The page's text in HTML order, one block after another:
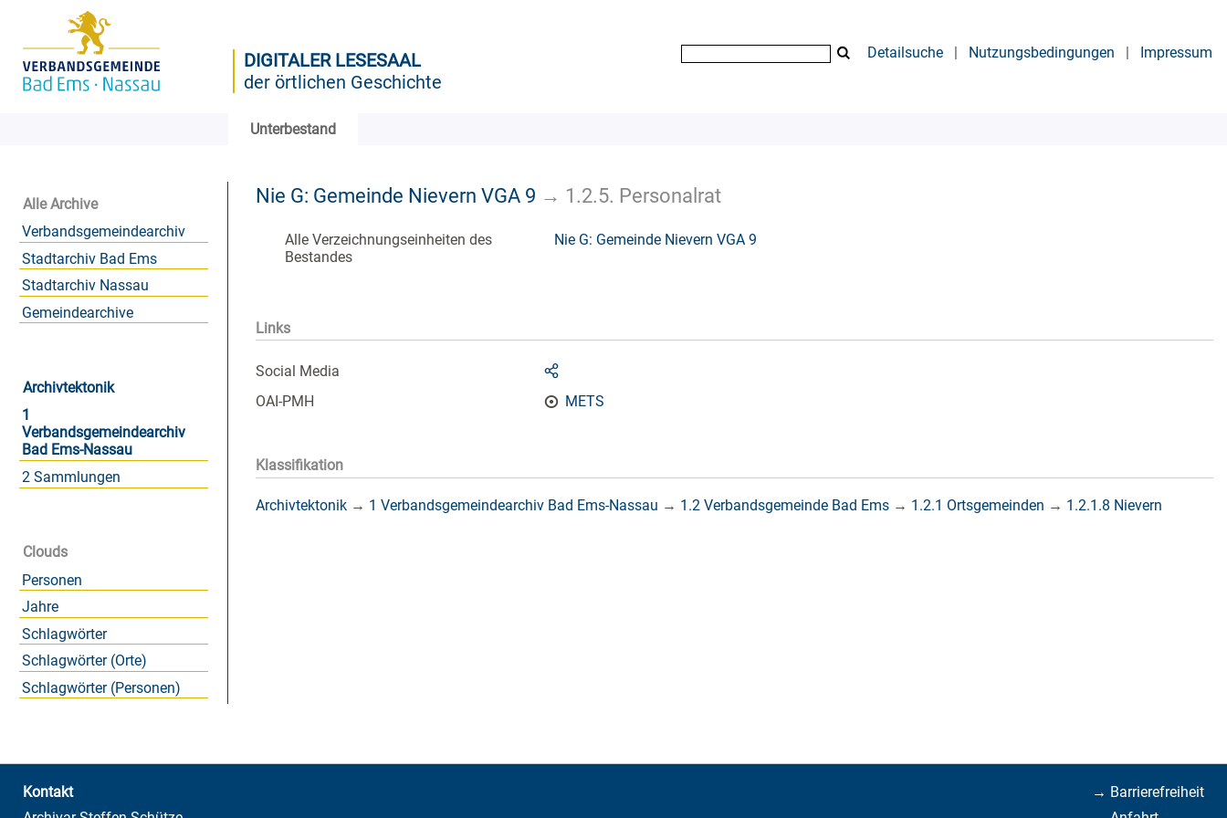
DIGITALER LESESAAL
der örtlichen Geschichte
Detailsuche | Nutzungsbedingungen | Impressum
Unterbestand
Alle Archive
Verbandsgemeindearchiv
Stadtarchiv Bad Ems
Stadtarchiv Nassau
Gemeindearchive
Archivtektonik
1
Verbandsgemeindearchiv
Bad Ems-Nassau
2 Sammlungen
Clouds
Personen
Jahre
Schlagwörter
Schlagwörter (Orte)
Schlagwörter (Personen)
Nie G: Gemeinde Nievern VGA 9 → 1.2.5. Personalrat
Alle Verzeichnungseinheiten des
Bestandes
Nie G: Gemeinde Nievern VGA 9
Links
Social Media
OAI-PMH
METS
Klassifikation
Archivtektonik → 1 Verbandsgemeindearchiv Bad Ems-Nassau → 1.2 Verbandsgemeinde Bad Ems → 1.2.1 Ortsgemeinden → 1.2.1.8 Nievern
→ Barrierefreiheit
Kontakt